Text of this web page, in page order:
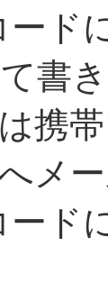
ード
書
携
メ
ード